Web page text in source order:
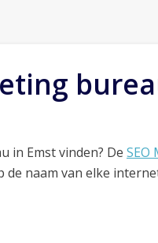
in Emst vinden? De SEO
de naam van elke